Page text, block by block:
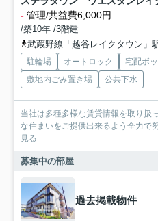
- 管理/共益費6,000円
/築10年 /3階建
武蔵野線「越谷レイクタウン」
駐輪場 オートロック 宅配ボ
敷地内ごみ置き場
公共下水
当社は多種多様な賃貸情報を取り扱
な住まいをご提供出来るよう全力で
見る
募集中の部屋
過去掲載物件